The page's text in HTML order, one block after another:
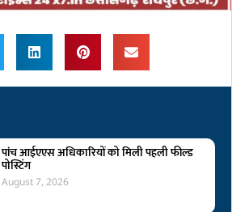
पांच आईएएस अधिकारियों को मिली पहली फील्ड
पोस्टिंग
August 7, 2026